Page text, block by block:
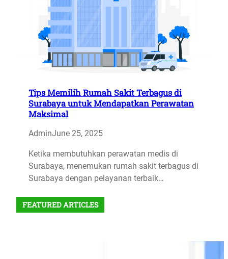
Tips Memilih Rumah Sakit Terbagus di
Surabaya untuk Mendapatkan Perawatan
Maksimal
AdminJune 25, 2025
Ketika membutuhkan perawatan medis di
Surabaya, menemukan rumah sakit terbagus di
Surabaya dengan pelayanan terbaik…
FEATURED ARTICLES